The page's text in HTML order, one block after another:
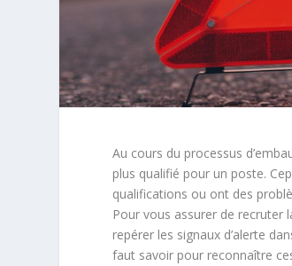
Au cours du processus
plus qualifié pour un poste.
qualifications ou ont des
Pour vous assurer de recruter
repérer les signaux d’alerte
faut savoir pour reconnaître